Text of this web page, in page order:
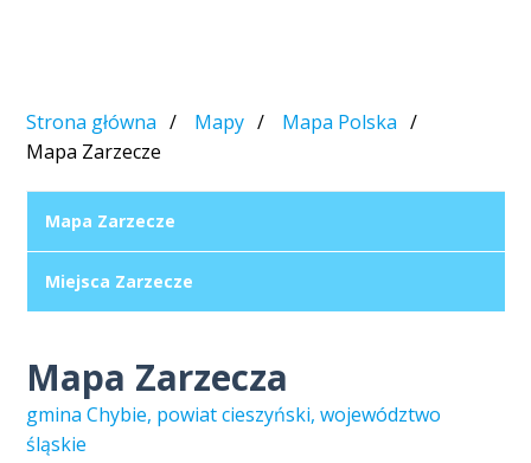
Strona główna Mapy
Mapa Polska
Mapa Zarzecze
Mapa Zarzecze
Miejsca Zarzecze
Mapa Zarzecza
gmina Chybie, powiat cieszyński, województwo
śląskie